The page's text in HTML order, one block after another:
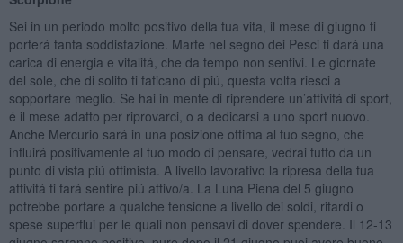
Sei in un periodo molto positivo della tua vita, il mese di giugno ti
porterá tanta soddisfazione. Marte nel segno dei Pesci ti dará una
carica di energia e vitalitá, che da tempo non sentivi. Le giornate
del sole, che di solito ti faticano di piú, questa volta riesci a
sopportare meglio. Se hai in mente di riprendere un’attivitá di sport,
é il mese adatto per riprovarci, o a dedicarsi a uno sport nuovo.
Anche Mercurio sará in una posizione ottima al tuo segno, che
influirá positivamente al tuo modo di pensare, vedrai tutto da un
punto di vista piú ottimista. A livello lavorativo la ripresa della tua
attivitá ti fará sentire piú attivo/a. La Luna Piena del 5 giugno
potrebbe portare a qualche tensione a livello dei soldi, ritardi o
spese superflui per le quali non pensavi di dover spendere. Il 12-13